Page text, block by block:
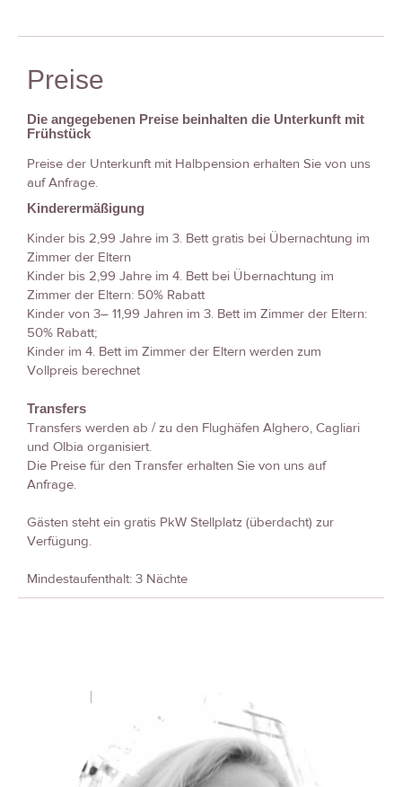
Preise
Die angegebenen Preise beinhalten die Unterkunft mit
Frühstück
Preise der Unterkunft mit Halbpension erhalten Sie von uns
auf Anfrage.
Kinderermäßigung
Kinder bis 2,99 Jahre im 3. Bett gratis bei Übernachtung im
Zimmer der Eltern
Kinder bis 2,99 Jahre im 4. Bett bei Übernachtung im
Zimmer der Eltern: 50% Rabatt
Kinder von 3– 11,99 Jahren im 3. Bett im Zimmer der Eltern:
50% Rabatt;
Kinder im 4. Bett im Zimmer der Eltern werden zum
Vollpreis berechnet
Transfers
Transfers werden ab / zu den Flughäfen Alghero, Cagliari
und Olbia organisiert.
Die Preise für den Transfer erhalten Sie von uns auf
Anfrage.
Gästen steht ein gratis PkW Stellplatz (überdacht) zur
Verfügung.
Mindestaufenthalt: 3 Nächte